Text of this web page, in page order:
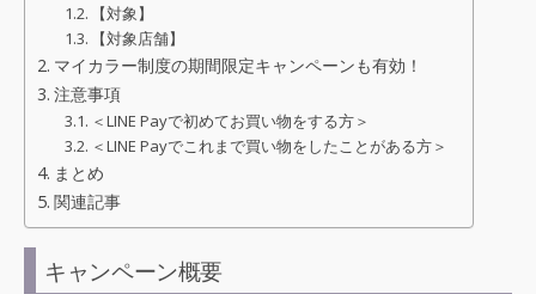
【対象】
【対象店舗】
マイカラー制度の期間限定キャンペーンも有効！
注意事項
＜LINE Payで初めてお買い物をする方＞
＜LINE Payでこれまで買い物をしたことがある方＞
まとめ
関連記事
キャンペーン概要